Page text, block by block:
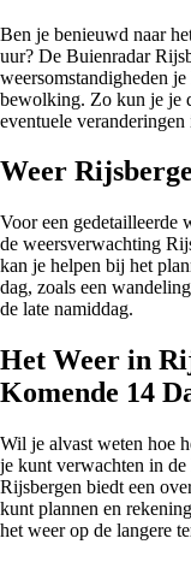
Ben je benieuwd naar
uur? De Buienradar
weersomstandigheden
bewolking. Zo kun je je
eventuele veranderingen
Weer
Voor een gedetailleerde
de weersverwachting
kan je helpen bij het
dag, zoals een
de late namiddag.
Het Weer in
Komende 14
Wil je alvast weten hoe
je kunt verwachten in
Rijsbergen biedt een
kunt plannen en
het weer op de langere